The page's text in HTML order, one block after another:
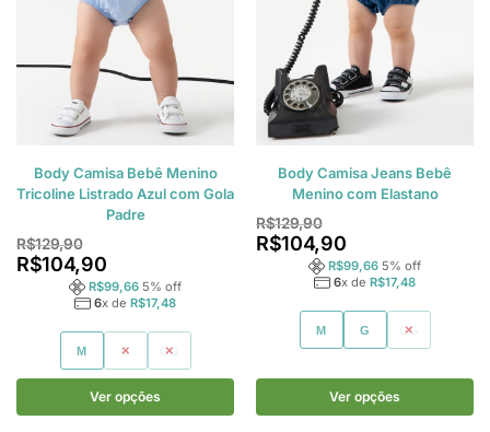
Body Camisa Bebê Menino
Tricoline Listrado Azul com Gola
Padre
R$129,90
R$104,90
R$99,66 5% off
6x de R$17,48
M G GG
Ver opções
Body Camisa Jeans Bebê
Menino com Elastano
R$129,90
R$104,90
R$99,66 5% off
6x de R$17,48
M G GG
Ver opções